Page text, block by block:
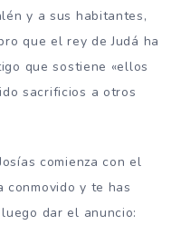
y a sus habitantes,
que el rey de Judá ha
que sostiene «ellos
sacrificios a otros
comienza con el
conmovido y te has
dar el anuncio: